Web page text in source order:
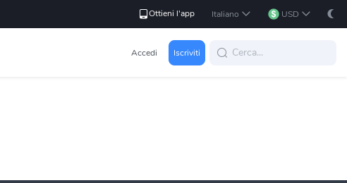
Ottieni l'app Italiano USD
Accedi Iscriviti